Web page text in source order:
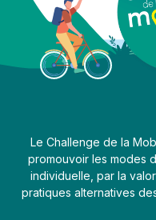
Le Challenge de la
promouvoir les modes
individuelle, par la
pratiques alternatives